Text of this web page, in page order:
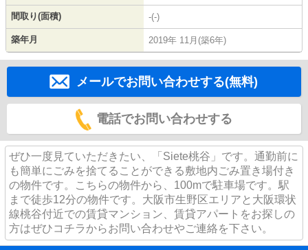
間取り(面積) -(-)
築年月 2019年 11月(築6年)
メールでお問い合わせする(無料)
電話でお問い合わせする
ぜひ一度見ていただきたい、「Siete桃谷」です。通勤前に
も簡単にごみを捨てることができる敷地内ごみ置き場付き
の物件です。こちらの物件から、100mで駐車場です。駅
まで徒歩12分の物件です。大阪市生野区エリアと大阪環状
線桃谷付近での賃貸マンション、賃貸アパートをお探しの
方はぜひコチラからお問い合わせやご連絡を下さい。